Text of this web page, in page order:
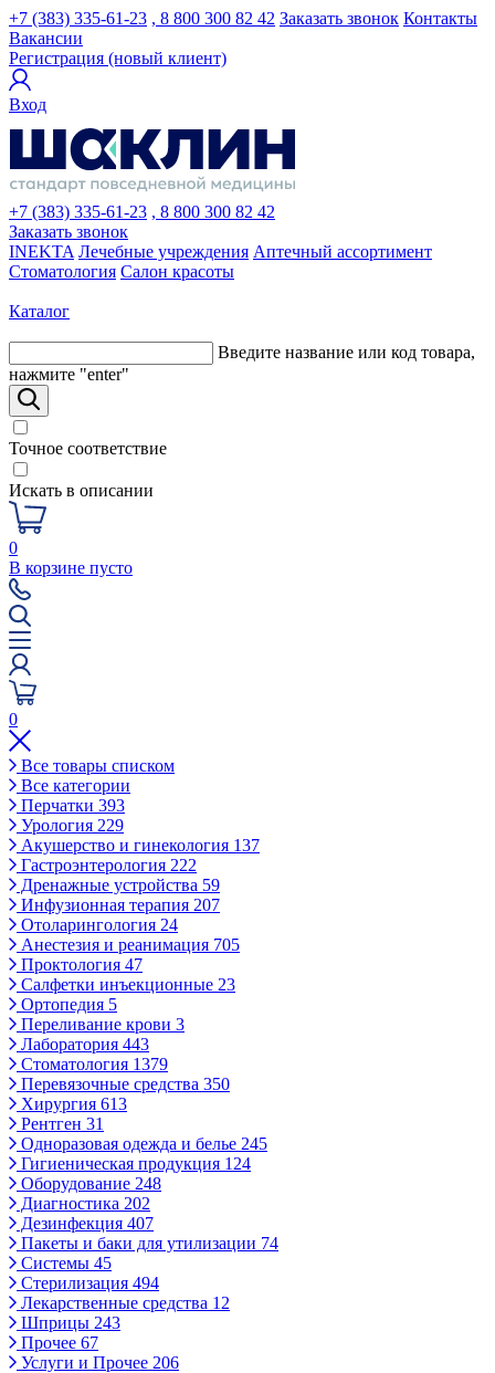
+7 (383) 335-61-23 , 8 800 300 82 42 Заказать звонок Контакты
Вакансии
Регистрация (новый клиент)
Вход
+7 (383) 335-61-23 , 8 800 300 82 42
Заказать звонок
INEKTA Лечебные учреждения Аптечный ассортимент
Стоматология Салон красоты
Каталог
Введите название или код товара,
нажмите "enter"
Точное соответствие
Искать в описании
0
В корзине пусто
0
Все товары списком
Все категории
Перчатки 393
Урология 229
Акушерство и гинекология 137
Гастроэнтерология 222
Дренажные устройства 59
Инфузионная терапия 207
Отоларингология 24
Анестезия и реанимация 705
Проктология 47
Салфетки инъекционные 23
Ортопедия 5
Переливание крови 3
Лаборатория 443
Стоматология 1379
Перевязочные средства 350
Хирургия 613
Рентген 31
Одноразовая одежда и белье 245
Гигиеническая продукция 124
Оборудование 248
Диагностика 202
Дезинфекция 407
Пакеты и баки для утилизации 74
Системы 45
Стерилизация 494
Лекарственные средства 12
Шприцы 243
Прочее 67
Услуги и Прочее 206